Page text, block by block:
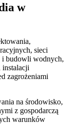
w
sieci
i budowli wodnych,
instalacji
zagrożeniami
na środowisko,
z gospodarczą
warunków